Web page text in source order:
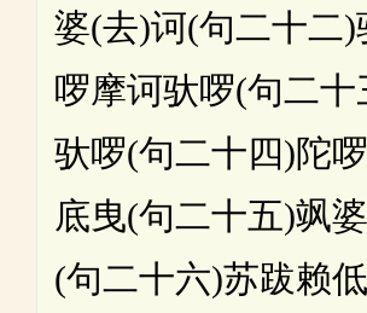
婆(去)诃(句二十二)
啰摩诃驮啰(句二十
驮啰(句二十四)陀
底曳(句二十五)飒
(句二十六)苏跋赖